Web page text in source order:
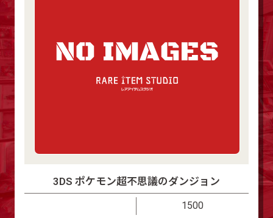
3DS ポケモン超不思議のダンジョン
1500